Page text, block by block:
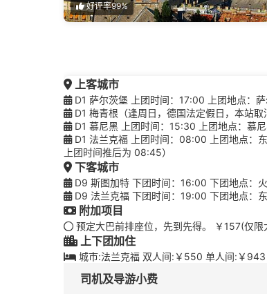
好评率99%
上客城市
D1 萨尔茨堡 上团时间：17:00 上团地点：
D1 梅青根（逢周日，德国法定假日，本站
D1 慕尼黑 上团时间：15:30 上团地点：慕
D1 法兰克福 上团时间：08:00 上团地点：
上团时间推后为 08:45）
下客城市
D9 斯图加特 下团时间：16:00 下团地点：
D9 法兰克福 下团时间：19:00 下团地点：
附加项目
预定大巴前排座位，先到先得。 ￥157(仅
上下团加住
城市:法兰克福 双人间:￥550 单人间:￥943
司机及导游小费